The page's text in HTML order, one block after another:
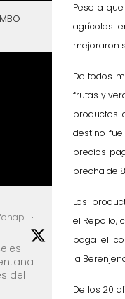
Pese a
agrícolas
mejoraron
De todos
frutas y
productos
destino fue
precios
brecha de
Los
el Repollo,
paga el
la
De los 20
·
del